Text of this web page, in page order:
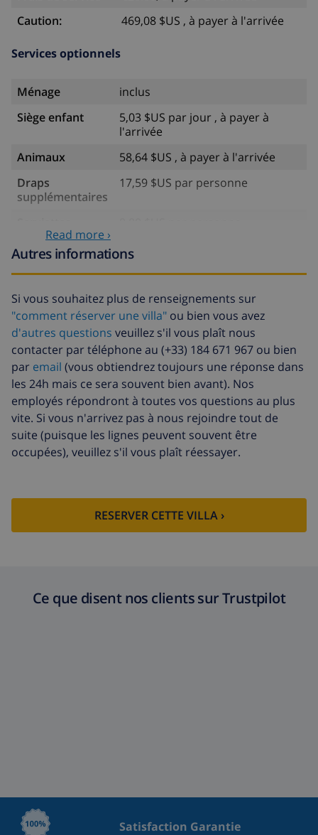
planche à voile (dans un rayon de 50 kilomètres de
ATTENTION
En basse saison cette villa à Benissa est aussi
disponible pour moins de personnes que la capacité
totale de 6 personnes.
Les étages du logement communiquent par des
escaliers intérieurs.
Il y a une différence de niveau notable entre la rue et
l'entrée de la maison. Il ya a des escaliers avec no
marches. Le terrain ne convient pas aux chaises
Caution:
469,08 $US , à payer à l'arrivée
Services optionnels
Ménage
inclus
Siège enfant
5,03 $US par jour , à payer à
l'arrivée
Animaux
58,64 $US , à payer à l'arrivée
Draps
supplémentaires
17,59 $US par personne
supplémentaires
Départ tardif
113,75 $US
supplémentaire
énergétique (52,77 $US/HOUR)
Fonds
d'annulation:
4.80% du montant total
Read more ›
Autres informations
Si vous souhaitez plus de renseignements sur
"comment réserver une villa" ou bien vous avez
d'autres questions veuillez s'il vous plaît nous
contacter par téléphone au (+33) 184 671 967 ou bien
par email (vous obtiendrez toujours une réponse dans
les 24h mais ce sera souvent bien avant). Nos
employés répondront à toutes vos questions au plus
vite. Si vous n'arrivez pas à nous rejoindre tout de
suite (puisque les lignes peuvent souvent être
occupées), veuillez s'il vous plaît réessayer.
RESERVER CETTE VILLA ›
Ce que disent nos clients sur Trustpilot
Satisfaction Garantie